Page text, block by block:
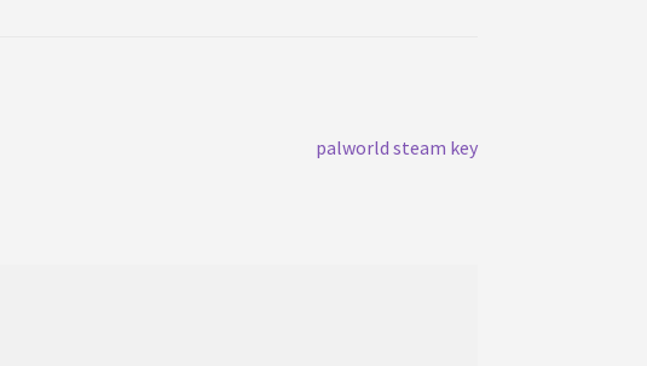
Nächster
palworld steam key